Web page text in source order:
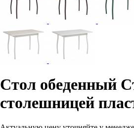
Стол обеденный
столешницей